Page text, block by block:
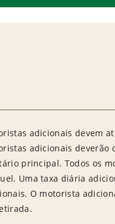
adicionais devem
adicionais deverão
principal. Todos os
Uma taxa diária
O motorista